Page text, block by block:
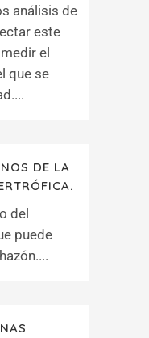
análisis de
este
el
que se
DE LA
del
puede